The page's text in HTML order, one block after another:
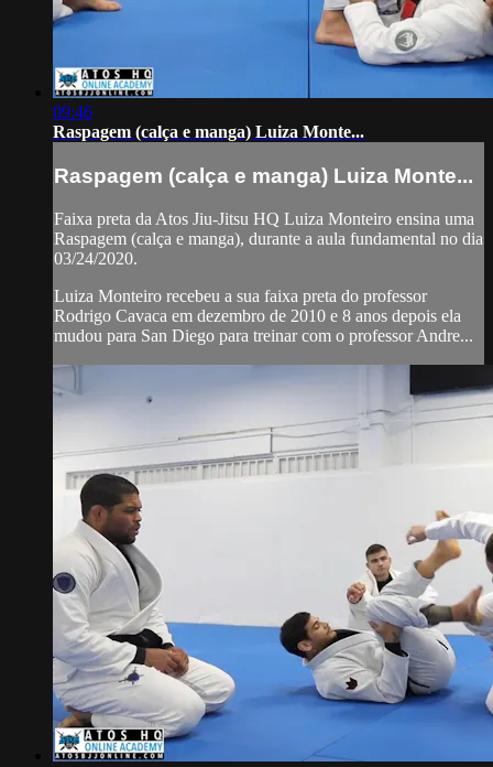
09:46
Raspagem (calça e manga) Luiza Monte...
Raspagem (calça e manga) Luiza Monte...
Faixa preta da Atos Jiu-Jitsu HQ Luiza Monteiro ensina uma
Raspagem (calça e manga), durante a aula fundamental no dia
03/24/2020.
Luiza Monteiro recebeu a sua faixa preta do professor
Rodrigo Cavaca em dezembro de 2010 e 8 anos depois ela
mudou para San Diego para treinar com o professor Andre...